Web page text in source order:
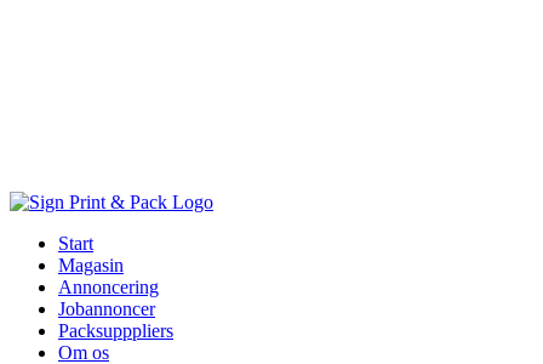
Start
Magasin
Annoncering
Jobannoncer
Packsupppliers
Om os